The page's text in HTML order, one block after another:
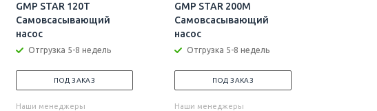
GMP STAR 120T
Самовсасывающий
насос
Отгрузка 5-8 недель
ПОД ЗАКАЗ
Наши менеджеры
GMP STAR 200M
Самовсасывающий
насос
Отгрузка 5-8 недель
ПОД ЗАКАЗ
Наши менеджеры